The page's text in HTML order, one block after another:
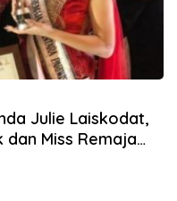
Julie Laiskodat,
dan Miss Remaja